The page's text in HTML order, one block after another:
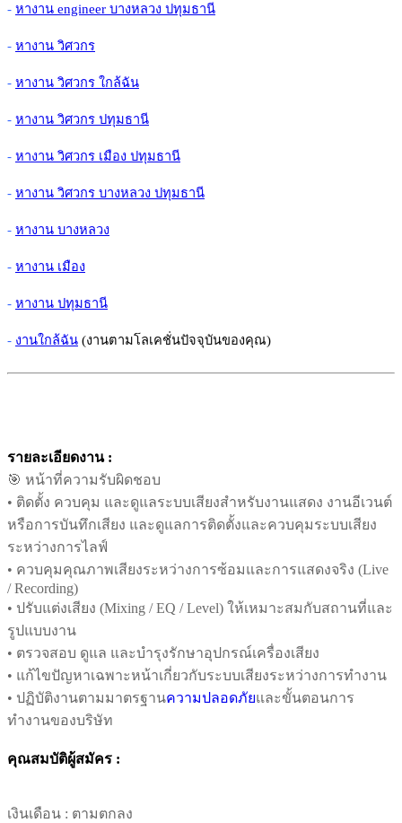
- หางาน engineer บางหลวง ปทุมธานี
- หางาน วิศวกร
- หางาน วิศวกร ใกล้ฉัน
- หางาน วิศวกร ปทุมธานี
- หางาน วิศวกร เมือง ปทุมธานี
- หางาน วิศวกร บางหลวง ปทุมธานี
- หางาน บางหลวง
- หางาน เมือง
- หางาน ปทุมธานี
- งานใกล้ฉัน (งานตามโลเคชั่นปัจจุบันของคุณ)
รายละเอียดงาน :
🎯 หน้าที่ความรับผิดชอบ
• ติดตั้ง ควบคุม และดูแลระบบเสียงสำหรับงานแสดง งานอีเวนต์
หรือการบันทึกเสียง และดูแลการติดตั้งและควบคุมระบบเสียง
ระหว่างการไลฟ์
• ควบคุมคุณภาพเสียงระหว่างการซ้อมและการแสดงจริง (Live
/ Recording)
• ปรับแต่งเสียง (Mixing / EQ / Level) ให้เหมาะสมกับสถานที่และ
รูปแบบงาน
• ตรวจสอบ ดูแล และบำรุงรักษาอุปกรณ์เครื่องเสียง
• แก้ไขปัญหาเฉพาะหน้าเกี่ยวกับระบบเสียงระหว่างการทำงาน
• ปฏิบัติงานตามมาตรฐานความปลอดภัยและขั้นตอนการ
ทำงานของบริษัท
คุณสมบัติผู้สมัคร :
เงินเดือน : ตามตกลง